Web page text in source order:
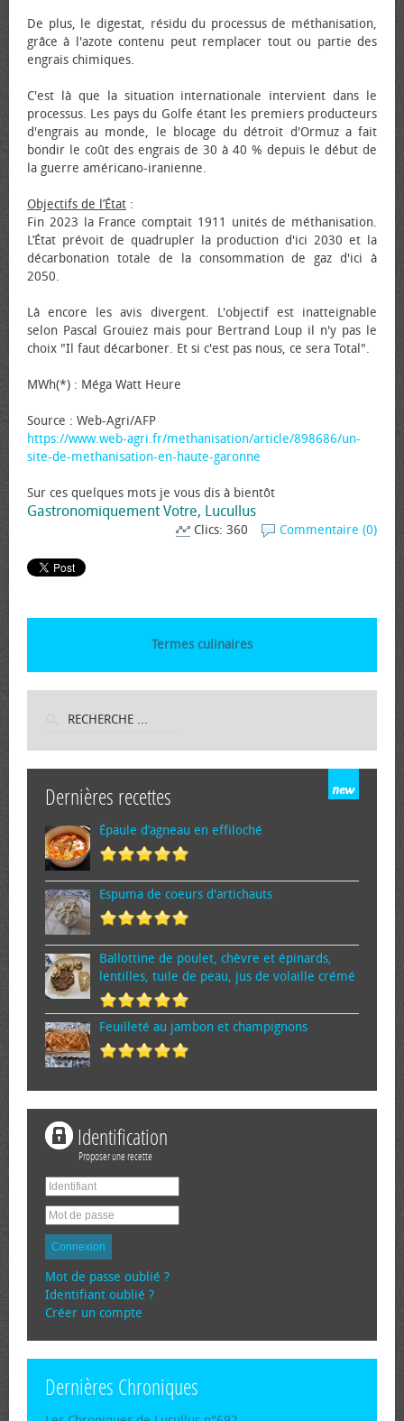
De plus, le digestat, résidu du processus de méthanisation,
grâce à l'azote contenu peut remplacer tout ou partie des
engrais chimiques.
C'est là que la situation internationale intervient dans le
processus. Les pays du Golfe étant les premiers producteurs
d'engrais au monde, le blocage du détroit d'Ormuz a fait
bondir le coût des engrais de 30 à 40 % depuis le début de
la guerre américano-iranienne.
Objectifs de l’État :
Fin 2023 la France comptait 1911 unités de méthanisation.
L’État prévoit de quadrupler la production d'ici 2030 et la
décarbonation totale de la consommation de gaz d'ici à
2050.
Là encore les avis divergent. L'objectif est inatteignable
selon Pascal Grouiez mais pour Bertrand Loup il n'y pas le
choix "Il faut décarboner. Et si c'est pas nous, ce sera Total".
MWh(*) : Méga Watt Heure
Source : Web-Agri/AFP
https://www.web-agri.fr/methanisation/article/898686/un-
site-de-methanisation-en-haute-garonne
Sur ces quelques mots je vous dis à bientôt
Gastronomiquement Votre, Lucullus
Commentaire (0)
Clics: 360
Termes culinaires
Dernières recettes
Épaule d’agneau en effiloché
Espuma de cœurs d'artichauts
Ballottine de poulet, chèvre et épinards,
lentilles, tuile de peau, jus de volaille crémé
Feuilleté au jambon et champignons
Identification
Proposer une recette
Connexion
Mot de passe oublié ?
Identifiant oublié ?
Créer un compte
Dernières Chroniques